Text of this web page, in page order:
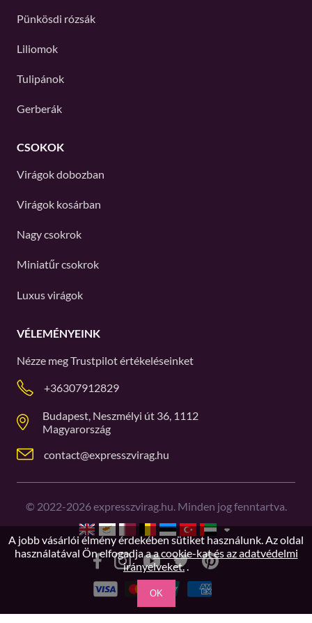
Pünkösdi rózsák
Liliomok
Tulipánok
Gerberák
CSOKOK
Virágok dobozban
Virágok kosárban
Nagy csokrok
Miniatűr csokrok
Luxus virágok
VÉLEMÉNYEINK
Nézze megTrustpilotértékeléseinket
+36307912829
Budapest, Neszmélyi út 36, 1112
Magyarország
contact@expresszvirag.hu
© 2022-2026expresszvirag.hu. Minden jog fenntartva.
A jobb vásárlói élmény érdekében sütiket használunk. Az oldal
használatával Ön elfogadja aa cookie-kat és az adatvédelmi
irányelveket..
OK